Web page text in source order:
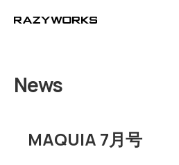
News
MAQUIA 7月号